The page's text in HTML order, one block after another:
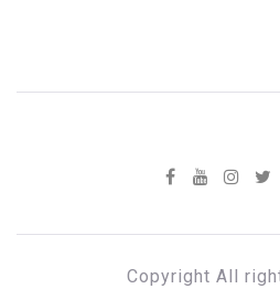
Copyright All